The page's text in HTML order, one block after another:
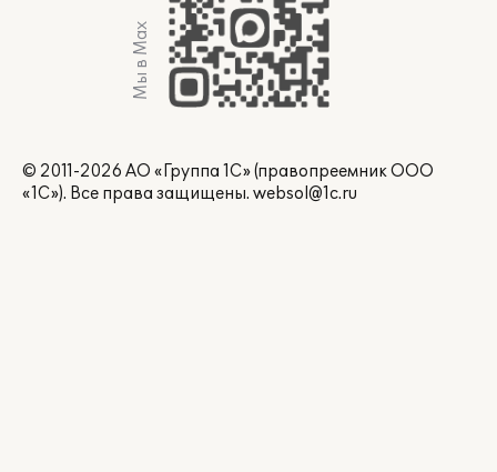
Мы в Max
© 2011-2026 АО «Группа 1С» (правопреемник ООО
«1С»). Все права защищены. websol@1c.ru